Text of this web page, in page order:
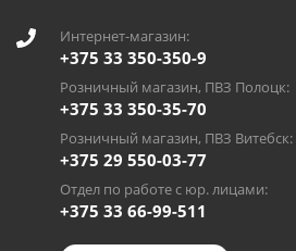
Интернет-магазин:
+375 33 350-350-9
Розничный магазин, ПВЗ Полоцк:
+375 33 350-35-70
Розничный магазин, ПВЗ Витебск:
+375 29 550-03-77
Отдел по работе с юр. лицами:
+375 33 66-99-511